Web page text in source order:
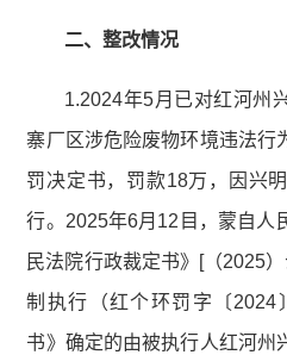
二、整改情况
1.2024年5月已对红河州
寨厂区涉危险废物环境违法行
罚决定书，罚款18万，因兴
行。2025年6月12目，蒙自人
民法院行政裁定书》[（2025
制执行（红个环罚字〔2024
书》确定的由被执行人红河州